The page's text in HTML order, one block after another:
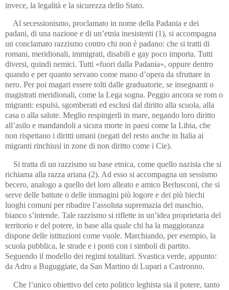
invece, la legalità e la sicurezza dello Stato.
Al secessionismo, proclamato in nome della Padania e dei
padani, di una nazione e di un’etnia inesistenti (1), si accompagna
un conclamato razzismo contro chi non è padano: che si tratti di
romani, meridionali, immigrati, disabili e gay poco importa. Tutti
diversi, quindi nemici. Tutti «fuori dalla Padania», oppure dentro
quando e per quanto servano come mano d’opera da sfruttare in
nero. Per poi magari essere tolti dalle graduatorie, se insegnanti o
magistrati meridionali, come la Lega sogna. Peggio ancora se rom o
migranti: espulsi, sgomberati ed esclusi dal diritto alla scuola, alla
casa o alla salute. Meglio respingerli in mare, negando loro diritto
all’asilo e mandandoli a sicura morte in paesi come la Libia, che
non rispettano i diritti umani (negati del resto anche in Italia ai
migranti rinchiusi in zone di non diritto come i Cie).
Si tratta di un razzismo su base etnica, come quello nazista che si
richiama alla razza ariana (2). Ad esso si accompagna un sessismo
becero, analogo a quello del loro alleato e amico Berlusconi, che si
serve delle battute o delle immagini più logore e dei più biechi
luoghi comuni per ribadire l’assoluta supremazia del maschio,
bianco s’intende. Tale razzismo si riflette in un’idea proprietaria del
territorio e del potere, in base alla quale chi ha la maggioranza
dispone delle istituzioni come vuole. Marchiando, per esempio, la
scuola pubblica, le strade e i ponti con i simboli di partito.
Seguendo il modello dei regimi totalitari. Svastica verde, appunto:
da Adro a Buguggiate, da San Martino di Lupari a Castronno.
Che l’unico obiettivo del ceto politico leghista sia il potere, tanto